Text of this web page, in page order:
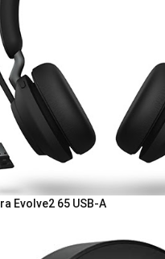
Evolve2 65 USB-A